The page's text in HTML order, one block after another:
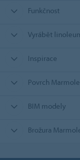
Funkčnost
Vyrábět
Inspirace
Povrch
BIM modely
Brožura